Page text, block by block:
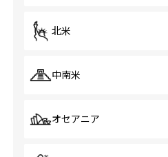
北米
中南米
オセアニア